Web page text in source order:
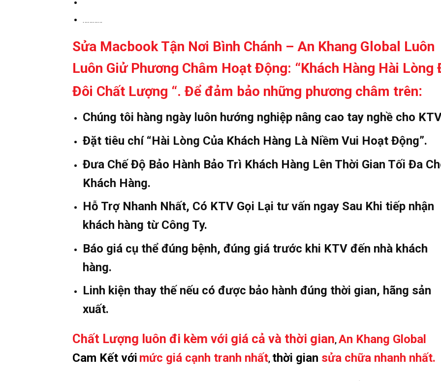
…………
Sửa Macbook Tận Nơi Bình Chánh – An Khang Global Luôn
Luôn Giử Phương Châm Hoạt Động: “Khách Hàng Hài Lòng
Đôi Chất Lượng “. Để đảm bảo những phương châm trên:
Chúng tôi hàng ngày luôn hướng nghiệp nâng cao tay nghề cho
Đặt tiêu chí “Hài Lòng Của Khách Hàng Là Niềm Vui Hoạt Động”.
Đưa Chế Độ Bảo Hành Bảo Trì Khách Hàng Lên Thời Gian Tối Đa
Khách Hàng.
Hỗ Trợ Nhanh Nhất, Có KTV Gọi Lại tư vấn ngay Sau Khi tiếp nhận
khách hàng từ Công Ty.
Báo giá cụ thể đúng bệnh, đúng giá trước khi KTV đến nhà khách
hàng.
Linh kiện thay thế nếu có được bảo hành đúng thời gian, hãng sản
xuất.
Chất Lượng luôn đi kèm với giá cả và thời gian, An Khang Global
Cam Kết với mức giá cạnh tranh nhất, thời gian sửa chữa nhanh nhất.